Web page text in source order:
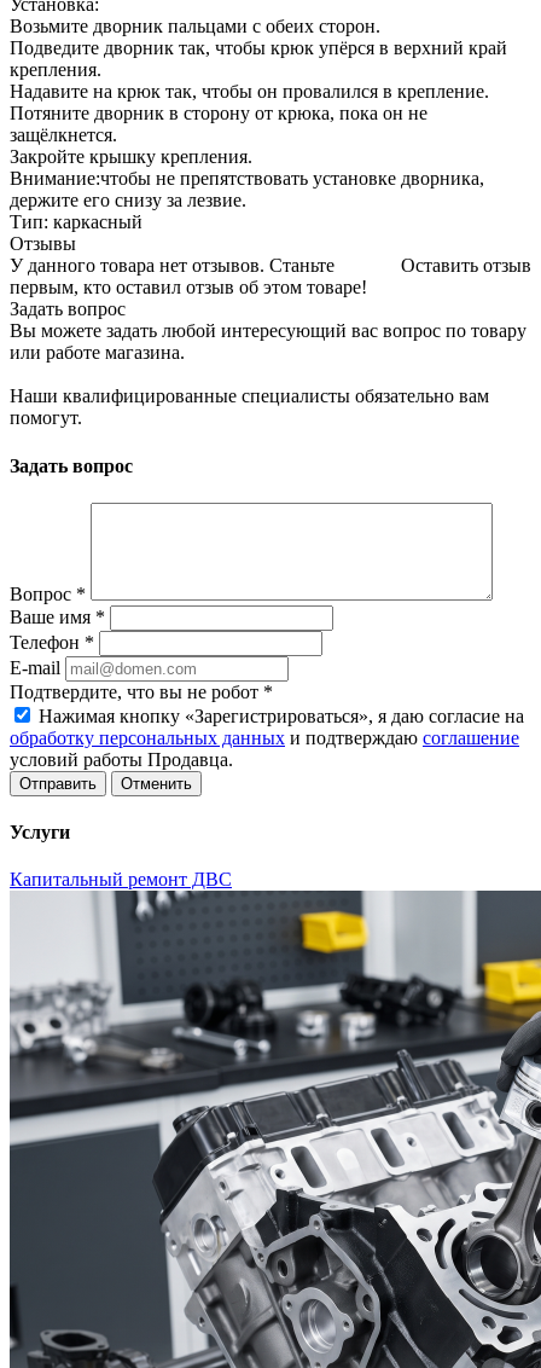
Установка:
Возьмите дворник пальцами с обеих сторон.
Подведите дворник так, чтобы крюк упёрся в верхний край
крепления.
Надавите на крюк так, чтобы он провалился в крепление.
Потяните дворник в сторону от крюка, пока он не
защёлкнется.
Закройте крышку крепления.
Внимание:чтобы не препятствовать установке дворника,
держите его снизу за лезвие.
Тип: каркасный
Отзывы
Оставить отзыв
У данного товара нет отзывов. Станьте
первым, кто оставил отзыв об этом товаре!
Задать вопрос
Вы можете задать любой интересующий вас вопрос по товару
или работе магазина.
Наши квалифицированные специалисты обязательно вам
помогут.
Задать вопрос
Вопрос *
Ваше имя *
Телефон *
E-mail
Подтвердите, что вы не робот *
Нажимая кнопку «Зарегистрироваться», я даю согласие на
обработку персональных данных и подтверждаю соглашение
условий работы Продавца.
Отменить
Услуги
Капитальный ремонт ДВС